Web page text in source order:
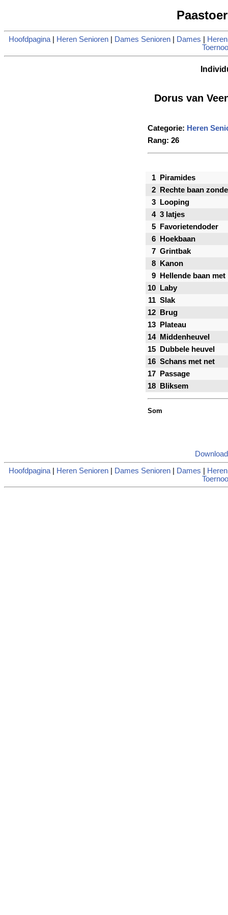
Hoofdpagina| Heren Senioren| Dames Senioren| Dames Heren
Dorus van
Categorie: Heren
Rang: 26
1
Piramides
2
Rechte baan
3
Looping
4 3 latjes
5
Favorietendoder
6
Hoekbaan
7 Grintbak
8
Kanon
9
Hellende baan met
10
Laby
11 Slak
12
Brug
13
Plateau
14
Middenheuvel
15
Dubbele heuvel
16 Schans met net
17
Passage
18
Bliksem
Som
Hoofdpagina| Heren Senioren| Dames Senioren| Dames Heren